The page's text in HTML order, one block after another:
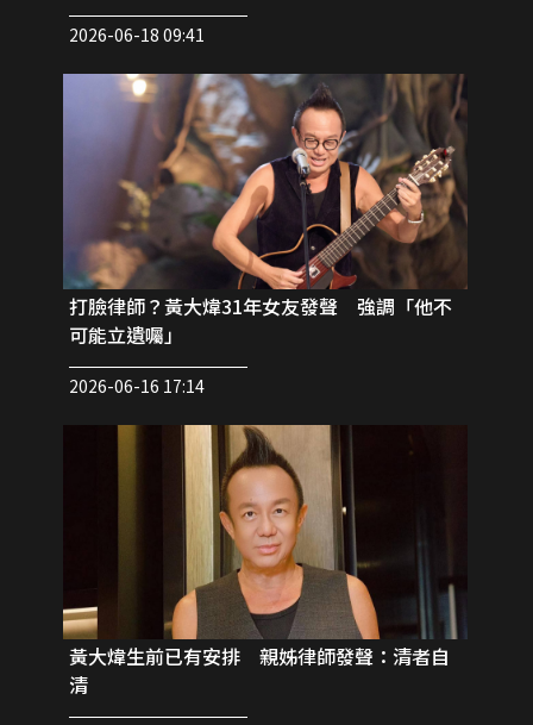
2026-06-18 09:41
打臉律師？黃大煒31年女友發聲 強調「他不
可能立遺囑」
2026-06-16 17:14
黃大煒生前已有安排 親姊律師發聲：清者自
清